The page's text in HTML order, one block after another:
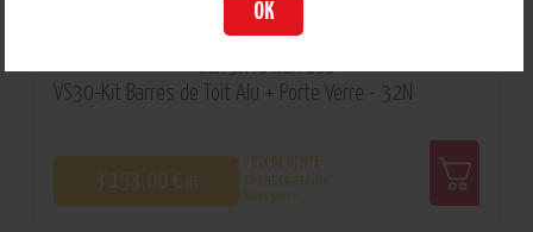
Réf: 3M46-XGA-106
VS30-Kit Barres de Toit Alu + Porte Verre - 32N
3 153,00 € HT
PRIX DE VENTE
client conseillé
Hors pose
OK